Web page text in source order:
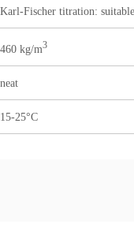
Karl-Fischer titration: suitable
460 kg/m3
neat
15-25°C